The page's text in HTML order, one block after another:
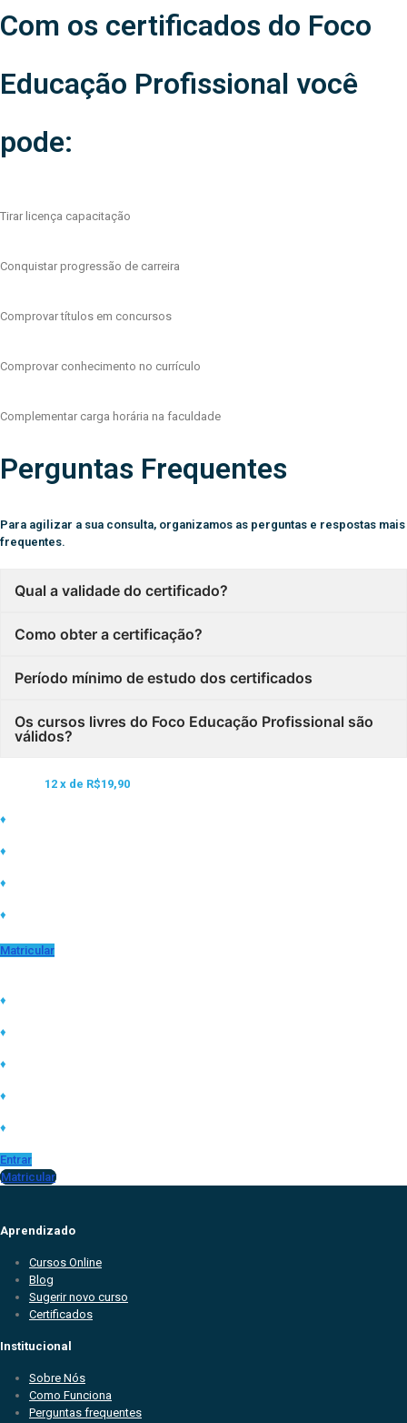
Com os certificados do Foco
Educação Profissional você
pode:
Tirar licença capacitação
Conquistar progressão de carreira
Comprovar títulos em concursos
Comprovar conhecimento no currículo
Complementar carga horária na faculdade
Perguntas Frequentes
Para agilizar a sua consulta, organizamos as perguntas e respostas mais
frequentes.
Qual a validade do certificado?
Como obter a certificação?
Período mínimo de estudo dos certificados
Os cursos livres do Foco Educação Profissional são
válidos?
12 x de R$19,90
♦
♦
♦
♦
Matricular
♦
♦
♦
♦
♦
Entrar
Matricular
Aprendizado
Cursos Online
Blog
Sugerir novo curso
Certificados
Institucional
Sobre Nós
Como Funciona
Perguntas frequentes